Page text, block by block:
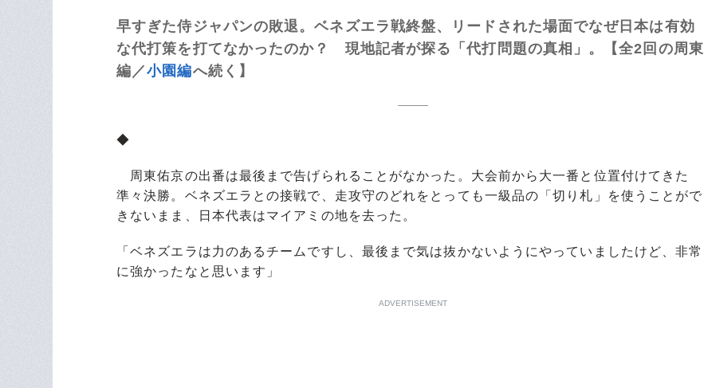
早すぎた侍ジャパンの敗退。ベネズエラ戦終盤、リードされた場面でなぜ日本は有効
な代打策を打てなかったのか？ 現地記者が探る「代打問題の真相」。【全2回の周東
編／小園編へ続く】
◆
周東佑京の出番は最後まで告げられることがなかった。大会前から大一番と位置付けてきた
準々決勝。ベネズエラとの接戦で、走攻守のどれをとっても一級品の「切り札」を使うことがで
きないまま、日本代表はマイアミの地を去った。
「ベネズエラは力のあるチームですし、最後まで気は抜かないようにやっていましたけど、非常
に強かったなと思います」
ADVERTISEMENT